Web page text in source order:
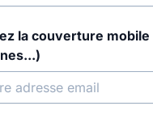
la couverture